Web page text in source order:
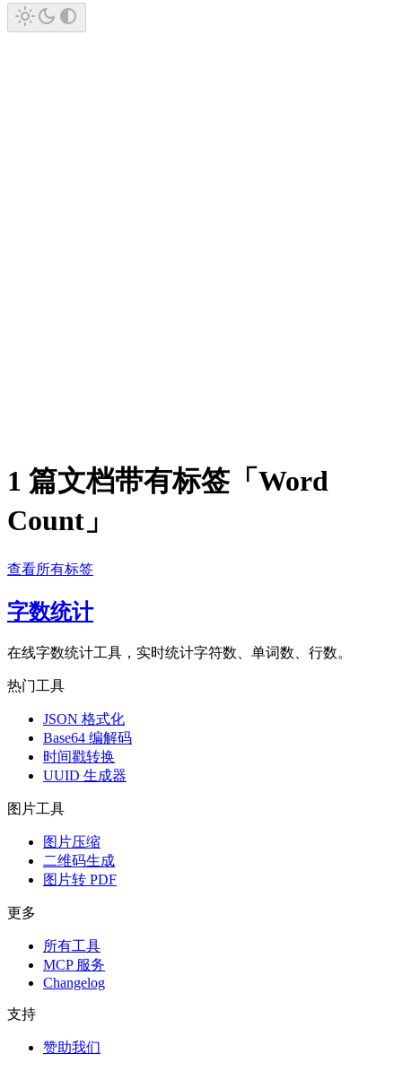
1 篇文档带有标签「Word
Count」
查看所有标签
字数统计
在线字数统计工具，实时统计字符数、单词数、行数。
热门工具
JSON 格式化
Base64 编解码
时间戳转换
UUID 生成器
图片工具
图片压缩
二维码生成
图片转 PDF
更多
所有工具
MCP 服务
Changelog
支持
赞助我们